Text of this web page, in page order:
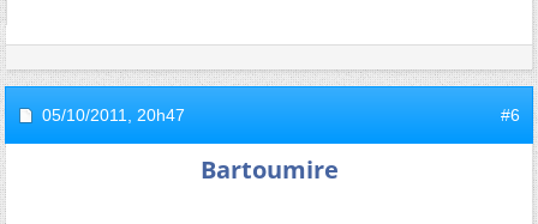
05/10/2011, 20h47 #6
Bartoumire